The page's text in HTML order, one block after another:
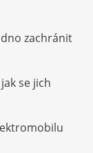
zachránit
se jich